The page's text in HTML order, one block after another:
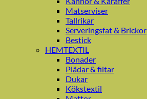
Matserviser
Tallrikar
Serveringsfat & Brickor
Bestick
HEMTEXTIL
Bonader
Plädar & filtar
Dukar
Kökstextil